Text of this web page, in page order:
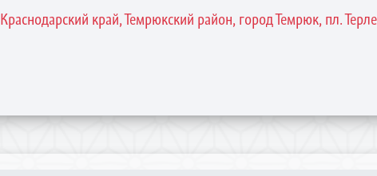
Краснодарский край, Темрюкский район, город Темрюк, пл.